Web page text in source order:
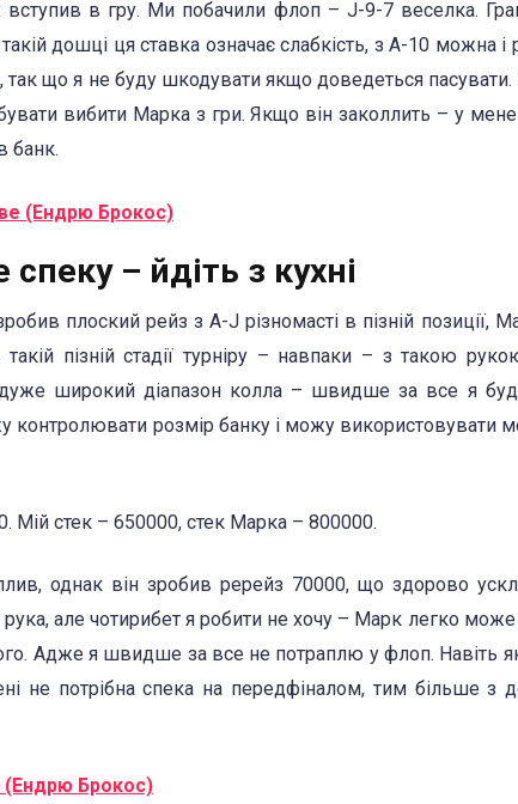
вступив в гру. Ми побачили флоп – J-9-7 веселка.
дошці ця ставка означає слабкість, з А-10 можна
так що я не буду шкодувати якщо доведеться
вибити Марка з гри. Якщо він заколлить – у мене
банк.
(Ендрю Брокос)
– йдіть з кухні
плоский рейз з А-J різномасті в пізній позиції,
пізній стадії турніру – навпаки – з такою
широкий діапазон колла – швидше за все я
контролювати розмір банку і можу використовувати
Мій стек – 650000, стек Марка – 800000.
однак він зробив ререйз 70000, що здорово
але чотирибет я робити не хочу – Марк легко
Адже я швидше за все не потраплю у флоп. Навіть
не потрібна спека на передфіналом, тим більше з
(Ендрю Брокос)